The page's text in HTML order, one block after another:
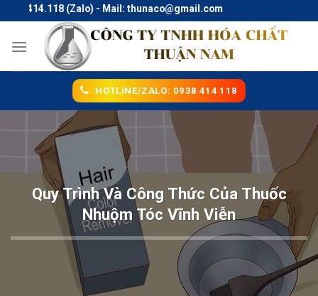
to
content
(Zalo) - Mail: thunaco@gmail.com
HOTLINE/ZALO: 0938 414 118
Quy Trình Và Công Thức Của Thuốc
Nhuộm Tóc Vĩnh Viễn